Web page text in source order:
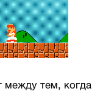
между тем, когда